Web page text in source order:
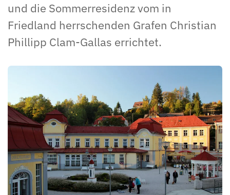
und die Sommerresidenz vom in
Friedland herrschenden Grafen Christian
Phillipp Clam-Gallas errichtet.